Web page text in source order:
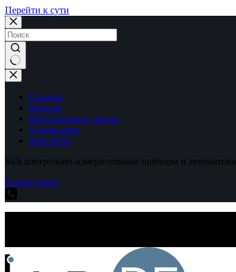
Перейти к сути
Ничего
не
найденоГлавная
Каталог
Выполненные заказы
О компании
Контакты
Sick контрольно-измерительные приборы и автоматика
Explore Shop